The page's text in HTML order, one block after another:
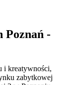
Poznań -
i kreatywności,
zabytkowej